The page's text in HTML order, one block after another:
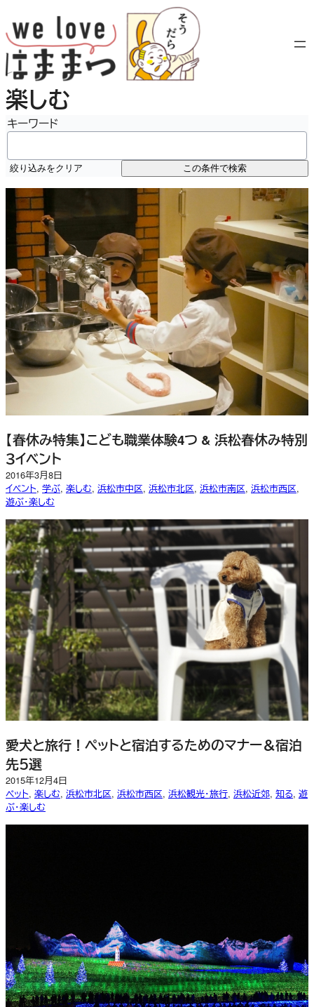
容
を
ス
キ
ッ
プ
楽しむ
キーワード
絞り込みをクリア この条件で検索
【春休み特集】こども職業体験4つ & 浜松春休み特別
３イベント
2016年3月8日
イベント, 学ぶ, 楽しむ, 浜松市中区, 浜松市北区, 浜松市南区, 浜松市西区
遊ぶ・楽しむ
愛犬と旅行！ペットと宿泊するためのマナー＆宿泊
先５選
2015年12月4日
ペット, 楽しむ, 浜松市北区, 浜松市西区, 浜松観光・旅行, 浜松近郊, 知る, 遊
ぶ・楽しむ